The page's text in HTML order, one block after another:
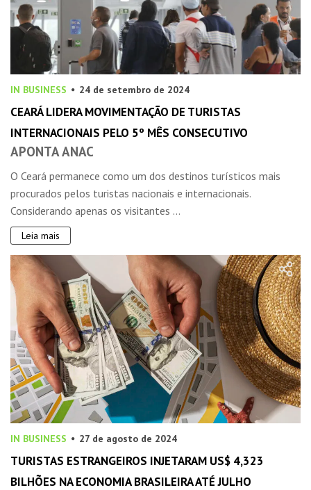
IN BUSINESS 24 de setembro de 2024
CEARÁ LIDERA MOVIMENTAÇÃO DE TURISTAS
INTERNACIONAIS PELO 5º MÊS CONSECUTIVO
APONTA ANAC
O Ceará permanece como um dos destinos turísticos mais
procurados pelos turistas nacionais e internacionais.
Considerando apenas os visitantes ...
Leia mais
IN BUSINESS 27 de agosto de 2024
TURISTAS ESTRANGEIROS INJETARAM US$ 4,323
BILHÕES NA ECONOMIA BRASILEIRA ATÉ JULHO